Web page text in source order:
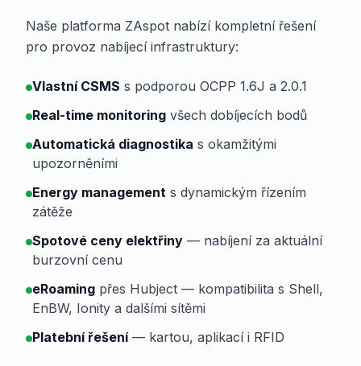
Naše platforma ZAspot nabízí kompletní řešení
pro provoz nabíjecí infrastruktury:
Vlastní CSMS s podporou OCPP 1.6J a 2.0.1
Real-time monitoring všech dobíjecích bodů
Automatická diagnostika s okamžitými
upozorněními
Energy management s dynamickým řízením
zátěže
Spotové ceny elektřiny — nabíjení za aktuální
burzovní cenu
eRoaming přes Hubject — kompatibilita s Shell,
EnBW, Ionity a dalšími sítěmi
Platební řešení— kartou, aplikací i RFID